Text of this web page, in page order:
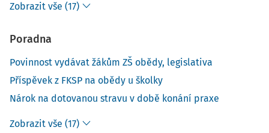
Zobrazit vše (17)
Poradna
Povinnost vydávat žákům ZŠ obědy, legislativa
Příspěvek z FKSP na obědy u školky
Nárok na dotovanou stravu v době konání praxe
Zobrazit vše (17)